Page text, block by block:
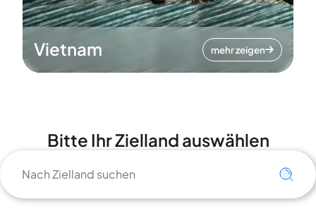
Vietnam mehr zeigen
Bitte Ihr Zielland auswählen